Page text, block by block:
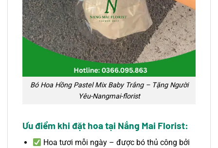
Bó Hoa Hồng Pastel Mix Baby Trắng – Tặng Người
Yêu-Nangmai-florist
Ưu điểm khi đặt hoa tại Nắng Mai Florist:
Hoa tươi mỗi ngày – được bó thủ công bởi